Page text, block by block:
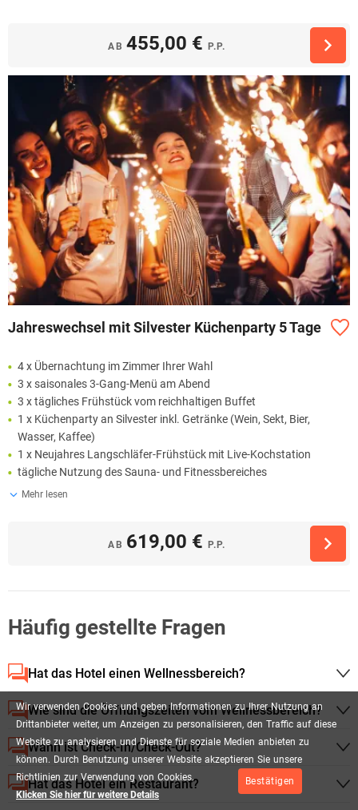
Wir verwenden Cookies und geben Informationen zu Ihrer Nutzung an
Drittanbieter weiter, um Anzeigen zu personalisieren, den Traffic auf diese
Website zu analysieren und Dienste für soziale Medien anbieten zu
können. Durch Benutzung unserer Website akzeptieren Sie unsere
Richtlinien zur Verwendung von Cookies.
Klicken Sie hier für weitere Details
Bestätigen
AB 455,00 € P.P.
Jahreswechsel mit Silvester Küchenparty 5 Tage
4 x Übernachtung im Zimmer Ihrer Wahl
3 x saisonales 3-Gang-Menü am Abend
3 x tägliches Frühstück vom reichhaltigen Buffet
1 x Küchenparty an Silvester inkl. Getränke (Wein, Sekt, Bier,
Wasser, Kaffee)
1 x Neujahres Langschläfer-Frühstück mit Live-Kochstation
tägliche Nutzung des Sauna- und Fitnessbereiches
Mehr lesen
AB 619,00 € P.P.
Häufig gestellte Fragen
Hat das Hotel einen Wellnessbereich?
Wie sind die Öffnungszeiten vom Wellnessbereich?
Wann ist Check-In/Check-Out?
Hat das Hotel ein Restaurant?